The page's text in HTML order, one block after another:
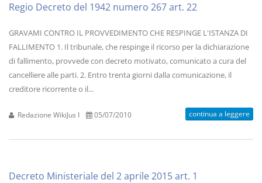
Regio Decreto del 1942 numero 267 art. 22
GRAVAMI CONTRO IL PROVVEDIMENTO CHE RESPINGE L'ISTANZA DI
FALLIMENTO 1. Il tribunale, che respinge il ricorso per la dichiarazione
di fallimento, provvede con decreto motivato, comunicato a cura del
cancelliere alle parti. 2. Entro trenta giorni dalla comunicazione, il
creditore ricorrente o il...
Redazione WikiJus I 05/07/2010 continua a leggere
Decreto Ministeriale del 2 aprile 2015 art. 1